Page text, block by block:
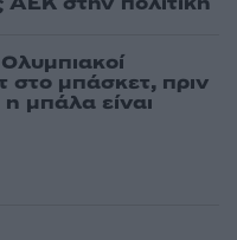
στο μπάσκετ, πριν
μπάλα είναι